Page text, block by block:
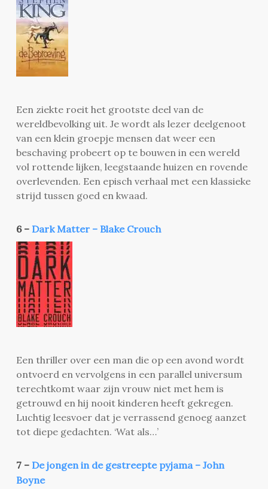
Een ziekte roeit het grootste deel van de
wereldbevolking uit. Je wordt als lezer deelgenoot
van een klein groepje mensen dat weer een
beschaving probeert op te bouwen in een wereld
vol rottende lijken, leegstaande huizen en rovende
overlevenden. Een episch verhaal met een klassieke
strijd tussen goed en kwaad.
6 – Dark Matter – Blake Crouch
Een thriller over een man die op een avond wordt
ontvoerd en vervolgens in een parallel universum
terechtkomt waar zijn vrouw niet met hem is
getrouwd en hij nooit kinderen heeft gekregen.
Luchtig leesvoer dat je verrassend genoeg aanzet
tot diepe gedachten. ‘Wat als…’
7 –De jongen in de gestreepte pyjama – John
Boyne